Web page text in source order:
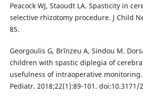
Peacock WJ, Staoudt LA. Spasticity in
selective rhizotomy procedure. J Child
85.
Georgoulis G, Brînzeu A, Sindou M.
children with spastic diplegia of
usefulness of intraoperative
Pediatr. 2018;22(1):89-101. doi:10.3171/